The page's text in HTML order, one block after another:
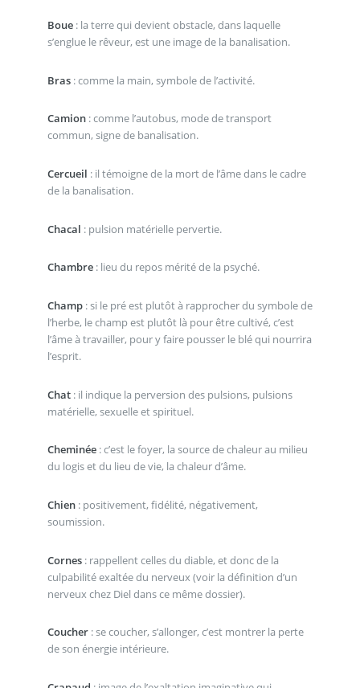
Boue: la terre qui devient obstacle, dans laquelle
s’englue le rêveur, est une image de la banalisation.
Bras: comme la main, symbole de l’activité.
Camion: comme l’autobus, mode de transport
commun, signe de banalisation.
Cercueil : il témoigne de la mort de l’âme dans le cadre
de la banalisation.
Chacal : pulsion matérielle pervertie.
Chambre: lieu du repos mérité de la psyché.
Champ: si le pré est plutôt à rapprocher du symbole de
l’herbe, le champ est plutôt là pour être cultivé, c’est
l’âme à travailler, pour y faire pousser le blé qui nourrira
l’esprit.
Chat: il indique la perversion des pulsions, pulsions
matérielle, sexuelle et spirituel.
Cheminée: c’est le foyer, la source de chaleur au milieu
du logis et du lieu de vie, la chaleur d’âme.
Chien: positivement, fidélité, négativement,
soumission.
Cornes: rappellent celles du diable, et donc de la
culpabilité exaltée du nerveux (voir la définition d’un
nerveux chez Diel dans ce même dossier).
Coucher: se coucher, s’allonger, c’est montrer la perte
de son énergie intérieure.